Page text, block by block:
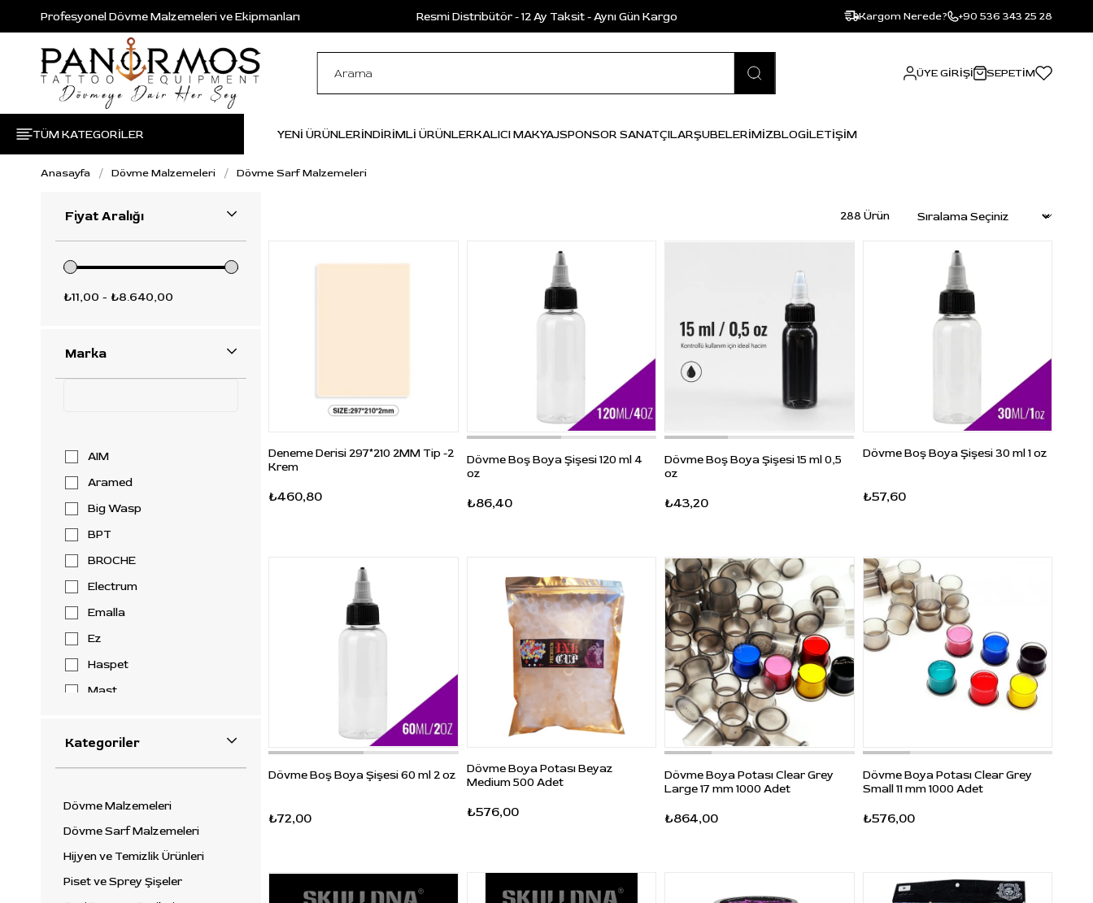
Profesyonel Dövme Malzemeleri ve Ekipmanları Resmi Distribütör - 12 Ay Taksit - Aynı Gün Kargo Kargom Nerede? +90 536 343 25 28
ÜYE GIRIŞI SEPETIM
TÜM KATEGORİLER YENİ ÜRÜNLERİNDİRİMLİ ÜRÜNLERKALICI MAKYAJSPONSOR SANATÇILARŞUBELERİMİZBLOGİLETİŞİM
Anasayfa Dövme Malzemeleri Dövme Sarf Malzemeleri
Fiyat Aralığı
₺11,00 - ₺8.640,00
Marka
AIM
Aramed
Big Wasp
BPT
BROCHE
Electrum
Emalla
Ez
Haspet
Mast
Panormos
Popu
Kategoriler
Dövme Malzemeleri
Dövme Sarf Malzemeleri
Hijyen ve Temizlik Ürünleri
Piset ve Sprey Şişeler
288 Ürün
Deneme Derisi 297*210 2MM Tip -2
Krem
₺460,80
Dövme Boş Boya Şişesi 120 ml 4
oz
₺86,40
Dövme Boş Boya Şişesi 15 ml 0,5
oz
₺43,20
Dövme Boş Boya Şişesi 30 ml 1 oz
₺57,60
Dövme Boş Boya Şişesi 60 ml 2 oz
₺72,00
Dövme Boya Potası Beyaz
Medium 500 Adet
₺576,00
Dövme Boya Potası Clear Grey
Large 17 mm 1000 Adet
₺864,00
Dövme Boya Potası Clear Grey
Small 11 mm 1000 Adet
₺576,00